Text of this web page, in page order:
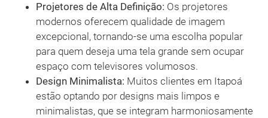
Projetores de Alta Definição: Os projetores
modernos oferecem qualidade de imagem
excepcional, tornando-se uma escolha popular
para quem deseja uma tela grande sem ocupar
espaço com televisores volumosos.
Design Minimalista: Muitos clientes em Itapoá
estão optando por designs mais limpos e
minimalistas, que se integram harmoniosamente